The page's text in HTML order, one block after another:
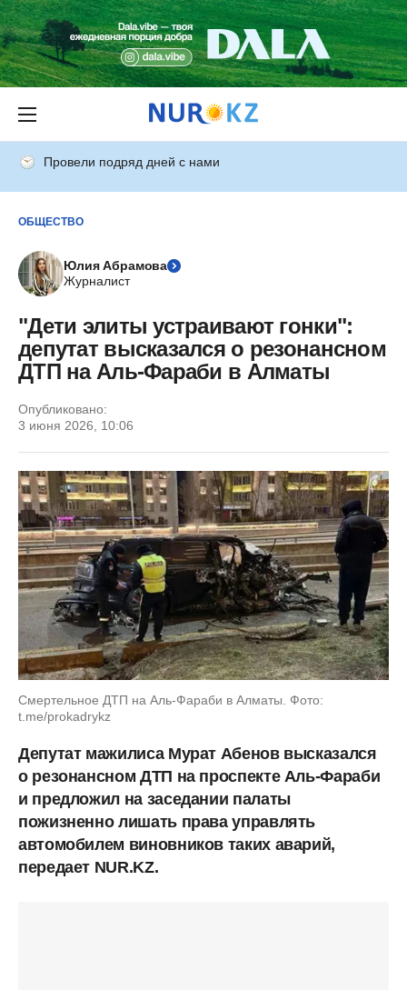
Провели подряд дней с нами
ОБЩЕСТВО
Юлия Абрамова
Журналист
"Дети элиты устраивают гонки":
депутат высказался о резонансном
ДТП на Аль-Фараби в Алматы
Опубликовано:
3 июня 2026, 10:06
Смертельное ДТП на Аль-Фараби в Алматы. Фото:
t.me/prokadrykz
Депутат мажилиса Мурат Абенов высказался
о резонансном ДТП на проспекте Аль-Фараби
и предложил на заседании палаты
пожизненно лишать права управлять
автомобилем виновников таких аварий,
передает NUR.KZ.